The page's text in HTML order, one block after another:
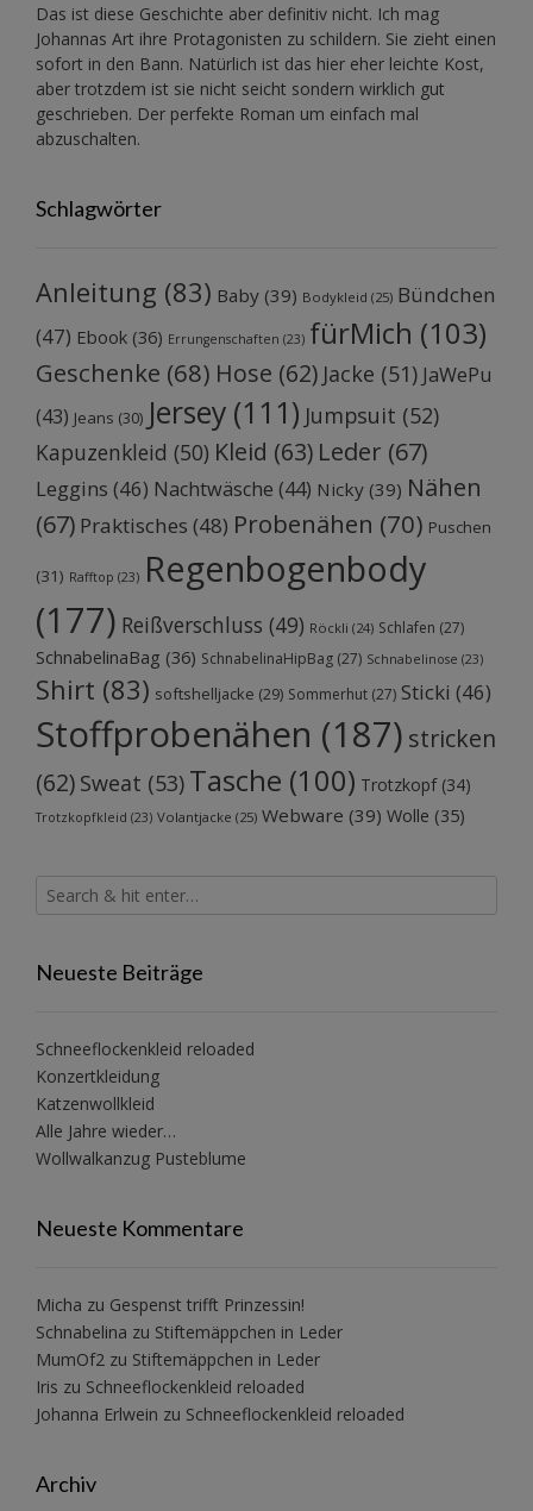
Das ist diese Geschichte aber definitiv nicht. Ich mag
Johannas Art ihre Protagonisten zu schildern. Sie zieht einen
sofort in den Bann. Natürlich ist das hier eher leichte Kost,
aber trotzdem ist sie nicht seicht sondern wirklich gut
geschrieben. Der perfekte Roman um einfach mal
abzuschalten.
Schlagwörter
Anleitung (83) Baby (39) Bodykleid (25) Bündchen
(47) Ebook (36) Errungenschaften (23) fürMich (103)
Geschenke (68) Hose (62) Jacke (51) JaWePu
(43) Jeans (30) Jersey (111) Jumpsuit (52)
Kapuzenkleid (50) Kleid (63) Leder (67)
Leggins (46) Nachtwäsche (44) Nicky (39) Nähen
(67) Praktisches (48) Probenähen (70) Puschen
(31) Rafftop (23) Regenbogenbody
(177) Reißverschluss (49) Röckli (24) Schlafen (27)
SchnabelinaBag (36) SchnabelinaHipBag (27) Schnabelinose (23)
Shirt (83) softshelljacke (29) Sommerhut (27) Sticki (46)
Stoffprobenähen (187) stricken
(62) Sweat (53) Tasche (100) Trotzkopf(34)
Trotzkopfkleid (23) Volantjacke (25) Webware (39) Wolle (35)
Neueste Beiträge
Schneeflockenkleid reloaded
Konzertkleidung
Katzenwollkleid
Alle Jahre wieder…
Wollwalkanzug Pusteblume
Neueste Kommentare
Micha zu Gespenst trifft Prinzessin!
Schnabelina zu Stiftemäppchen in Leder
MumOf2 zu Stiftemäppchen in Leder
Iris zu Schneeflockenkleid reloaded
Johanna Erlwein zu Schneeflockenkleid reloaded
Archiv